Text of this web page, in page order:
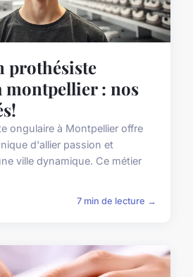
prothésiste
montpellier : nos
ongulaire à Montpellier offre
d'allier passion et
ville dynamique. Ce métier
7 min de lecture →